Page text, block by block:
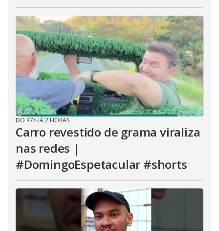
DO R7/HÁ 2 HORAS
Carro revestido de grama viraliza
nas redes |
#DomingoEspetacular #shorts